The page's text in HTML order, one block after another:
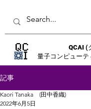
QCAI (
量子コンピュー
記事
Kaori Tanaka (田中香織)
2022年6月5日